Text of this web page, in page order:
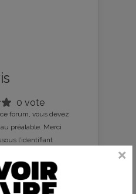
0 vote
forum, vous devez
préalable. Merci
l’identifiant
vous